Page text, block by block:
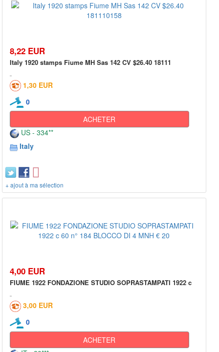
8,22 EUR
Italy 1920 stamps Fiume MH Sas 142 CV $26.40 18111
1,30 EUR
0
ACHETER
US - 334**
Italy
+ ajout à ma sélection
4,00 EUR
FIUME 1922 FONDAZIONE STUDIO SOPRASTAMPATI 1922 c
3,00 EUR
0
ACHETER